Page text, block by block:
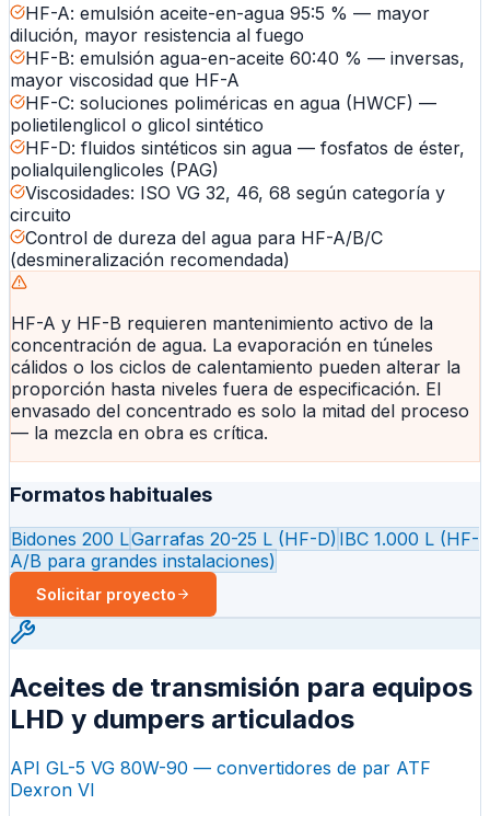
HF-A: emulsión aceite-en-agua 95:5 % — mayor
dilución, mayor resistencia al fuego
HF-B: emulsión agua-en-aceite 60:40 % — inversas,
mayor viscosidad que HF-A
HF-C: soluciones poliméricas en agua (HWCF) —
polietilenglicol o glicol sintético
HF-D: fluidos sintéticos sin agua — fosfatos de éster,
polialquilenglicoles (PAG)
Viscosidades: ISO VG 32, 46, 68 según categoría y
circuito
Control de dureza del agua para HF-A/B/C
(desmineralización recomendada)
HF-A y HF-B requieren mantenimiento activo de la
concentración de agua. La evaporación en túneles
cálidos o los ciclos de calentamiento pueden alterar la
proporción hasta niveles fuera de especificación. El
envasado del concentrado es solo la mitad del proceso
— la mezcla en obra es crítica.
Formatos habituales
Bidones 200 LGarrafas 20-25 L (HF-D) IBC 1.000 L (HF-
A/B para grandes instalaciones)
Solicitar proyecto
Aceites de transmisión para equipos
LHD y dumpers articulados
API GL-5 VG 80W-90 — convertidores de par ATF
Dexron VI